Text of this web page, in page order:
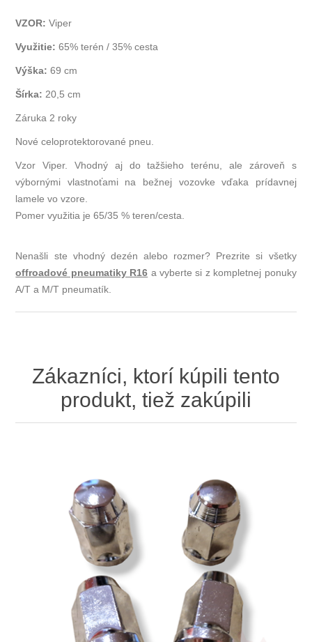
VZOR:Viper
Využitie: 65% terén / 35% cesta
Výška: 69 cm
Šírka: 20,5 cm
Záruka 2 roky
Nové celoprotektorované pneu.
Vzor Viper. Vhodný aj do tažšieho terénu, ale zároveň s
výbornými vlastnoťami na bežnej vozovke vďaka prídavnej
lamele vo vzore.
Pomer využitia je 65/35 % teren/cesta.
Nenašli ste vhodný dezén alebo rozmer? Prezrite si všetky
offroadové pneumatiky R16 a vyberte si z kompletnej ponuky
A/T a M/T pneumatík.
Zákazníci, ktorí kúpili tento
produkt, tiež zakúpili